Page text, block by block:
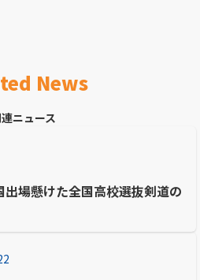
News
ニュース
場懸けた全国高校選抜剣道の